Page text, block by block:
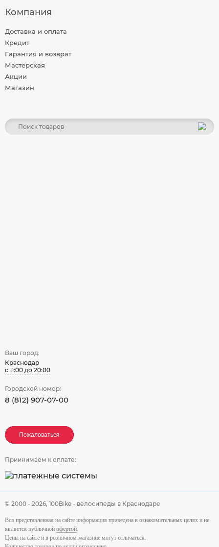
Компания
Доставка и оплата
Кредит
Гарантия и возврат
Мастерская
Акции
Магазин
Ваш город:
Краснодар
с 11:00 до 20:00
Городской номер:
8 (812) 907-07-00
Пожаловаться
Пожаловаться
Пожаловаться
Приинимаем к оплате:
© 2000 - 2026, 100Bike - велосипеды в Краснодаре
Вся представленная на сайте информация приведена в ознакомительных целях и не
является публичной офертой.
Цены на сайте и в розничном магазине могут отличаться.